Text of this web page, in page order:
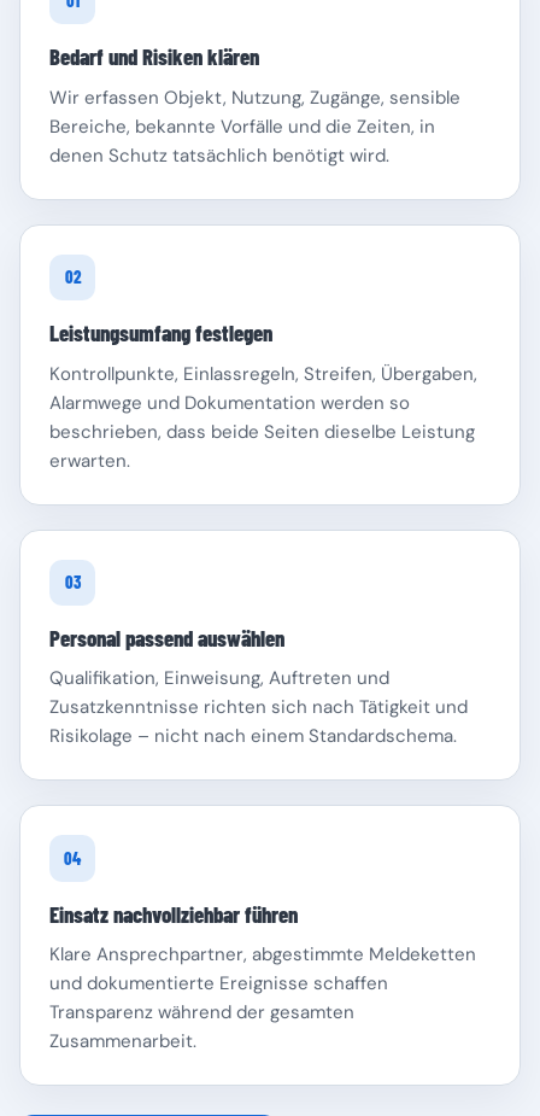
Schleswig-Holstein Thüringen
Bedarf und Risiken klären
Wir erfassen Objekt, Nutzung, Zugänge, sensible
Bereiche, bekannte Vorfälle und die Zeiten, in
denen Schutz tatsächlich benötigt wird.
02
Leistungsumfang festlegen
Kontrollpunkte, Einlassregeln, Streifen, Übergaben,
Alarmwege und Dokumentation werden so
beschrieben, dass beide Seiten dieselbe Leistung
erwarten.
03
Personal passend auswählen
Qualifikation, Einweisung, Auftreten und
Zusatzkenntnisse richten sich nach Tätigkeit und
Risikolage – nicht nach einem Standardschema.
04
Einsatz nachvollziehbar führen
Klare Ansprechpartner, abgestimmte Meldeketten
und dokumentierte Ereignisse schaffen
Transparenz während der gesamten
Zusammenarbeit.